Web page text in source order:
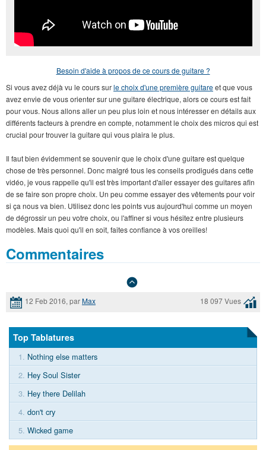
Besoin d'aide à propos de ce cours de guitare ?
Si vous avez déjà vu le cours surle choix d'une première guitareet que vous
avez envie de vous orienter sur une guitare électrique, alors ce cours est fait
pour vous. Nous allons aller un peu plus loin et nous intéresser en détails aux
différents facteurs à prendre en compte, notamment le choix des micros qui est
crucial pour trouver la guitare qui vous plaira le plus.
Il faut bien évidemment se souvenir que le choix d'une guitare est quelque
chose de très personnel. Donc malgré tous les conseils prodigués dans cette
vidéo, je vous rappelle qu'il est très important d'aller essayer des guitares afin
de se faire son propre choix. Un peu comme essayer des vêtements pour voir
si ça nous va bien. Utilisez donc les points vus aujourd'hui comme un moyen
de dégrossir un peu votre choix, ou l'affiner si vous hésitez entre plusieurs
modèles. Mais quoi qu'il en soit, faites confiance à vos oreilles!
Commentaires
12 Feb 2016, parMax 18 097 Vues
Top Tablatures
1. Nothing else matters
2. Hey Soul Sister
3. Hey there Delilah
4. don't cry
5. Wicked game